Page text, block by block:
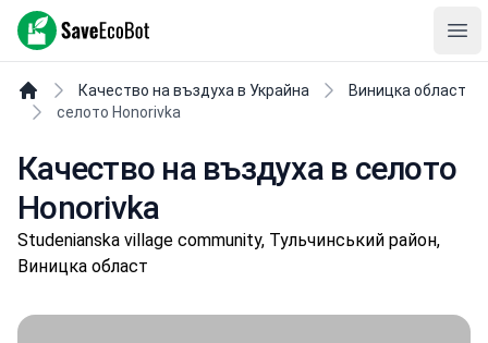
SaveEcoBot
Качество на въздуха в Украйна
Виницка област
селото Honorivka
Качество на въздуха в селото
Honorivka
Studenianska village community, Тульчинський район,
Виницка област